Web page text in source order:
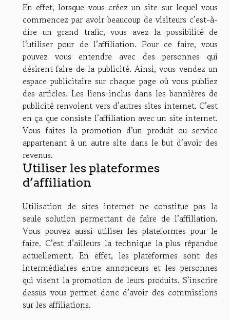
En effet, lorsque vous créez un site sur lequel vous
commencez par avoir beaucoup de visiteurs c’est-à-
dire un grand trafic, vous avez la possibilité de
l’utiliser pour de l’affiliation. Pour ce faire, vous
pouvez vous entendre avec des personnes qui
désirent faire de la publicité. Ainsi, vous vendez un
espace publicitaire sur chaque page où vous publiez
des articles. Les liens inclus dans les bannières de
publicité renvoient vers d’autres sites internet. C’est
en ça que consiste l’affiliation avec un site internet.
Vous faites la promotion d’un produit ou service
appartenant à un autre site dans le but d’avoir des
revenus.
Utiliser les plateformes
d’affiliation
Utilisation de sites internet ne constitue pas la
seule solution permettant de faire de l’affiliation.
Vous pouvez aussi utiliser les plateformes pour le
faire. C’est d’ailleurs la technique la plus répandue
actuellement. En effet, les plateformes sont des
intermédiaires entre annonceurs et les personnes
qui visent la promotion de leurs produits. S’inscrire
dessus vous permet donc d’avoir des commissions
sur les affiliations.